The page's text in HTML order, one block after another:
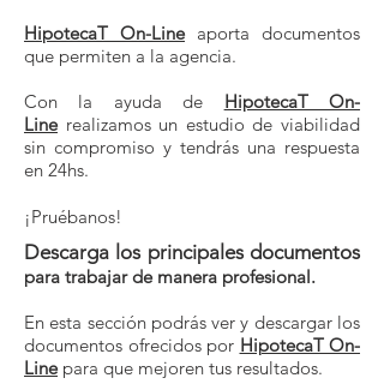
HipotecaT On-Lineaporta documentos
que permiten a la agencia.
Con la ayuda de HipotecaT On-
Linerealizamos un estudio de viabilidad
sin compromiso y tendrás una respuesta
en 24hs.
¡Pruébanos!
Descarga los principales documentos
para trabajar de manera profesional.
En esta sección podrás ver y descargar los
documentos ofrecidos por HipotecaT On-
Line para que mejoren tus resultados.